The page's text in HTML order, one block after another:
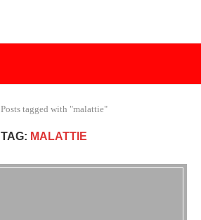
Posts tagged with "malattie"
TAG: MALATTIE